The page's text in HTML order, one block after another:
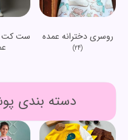
روسری دخترانه عمده
(24)
ست کت
دسته بندی